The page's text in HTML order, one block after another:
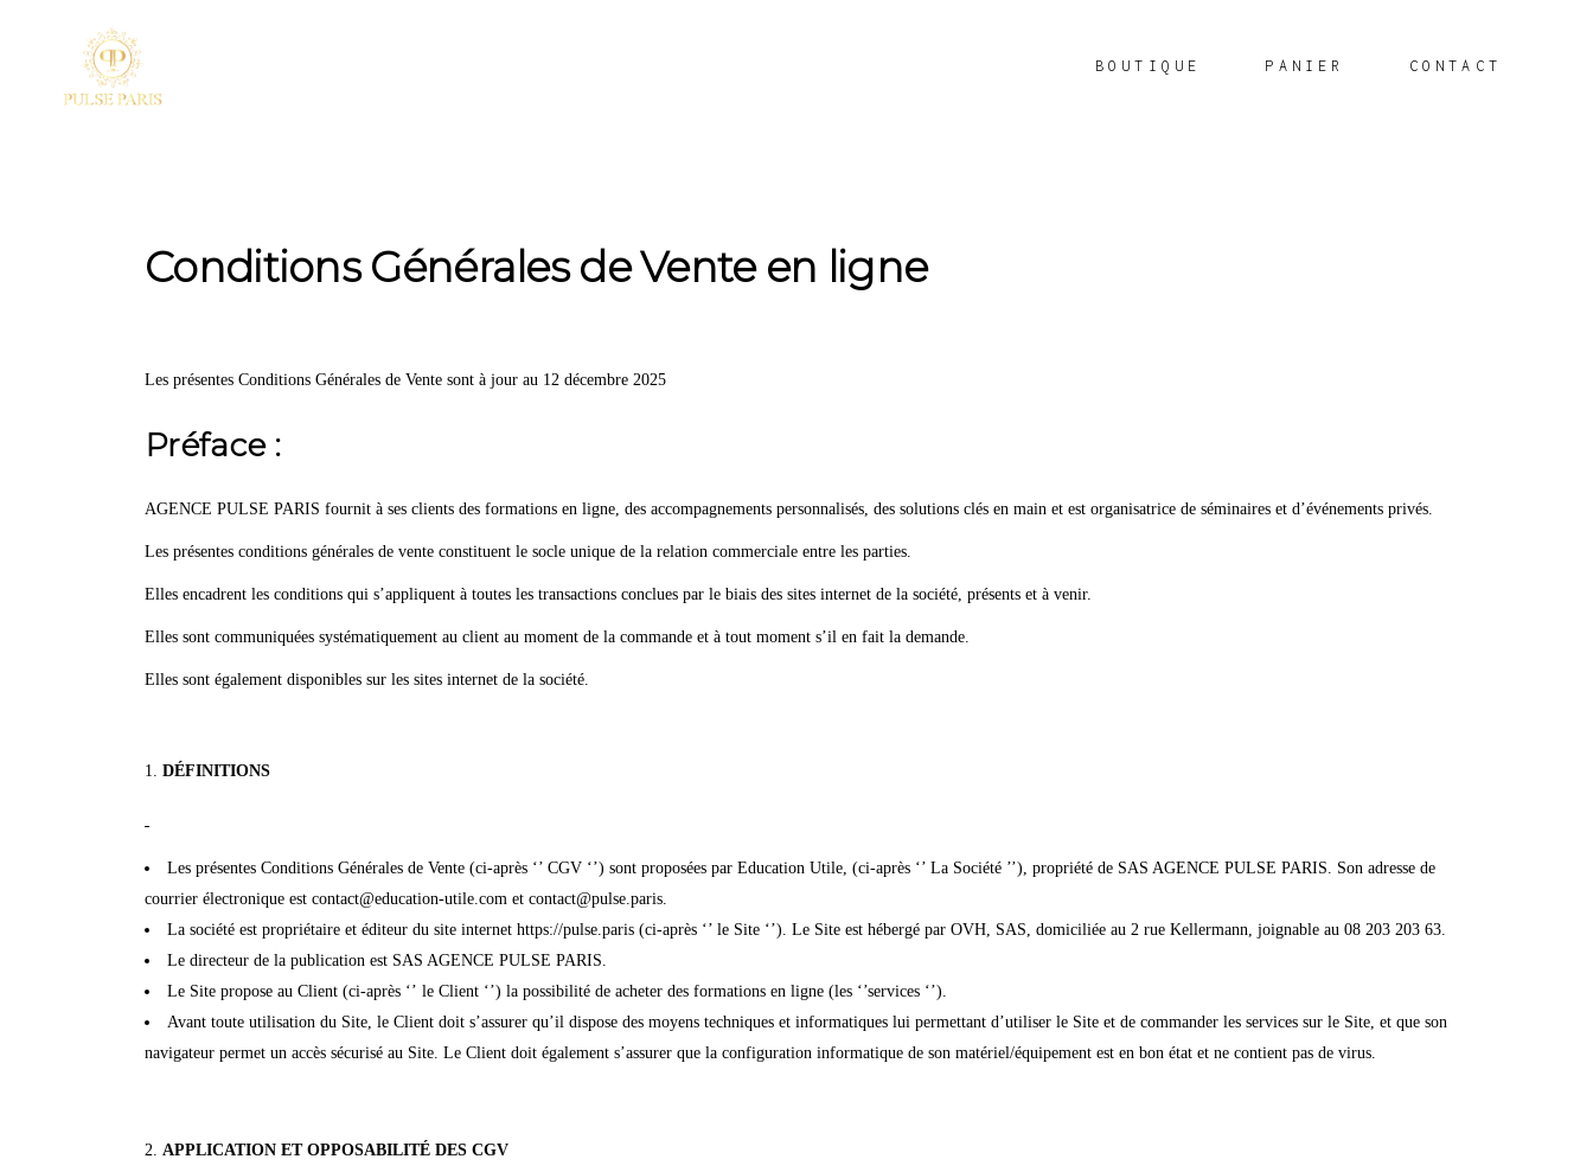
BOUTIQUE PANIER CONTACT
Conditions Générales de Vente en ligne
Les présentes Conditions Générales de Vente sont à jour au 12 décembre 2025
Préface :
AGENCE PULSE PARIS fournit à ses clients des formations en ligne, des accompagnements personnalisés, des solutions clés en main et est organisatrice de séminaires et d’événements privés.
Les présentes conditions générales de vente constituent le socle unique de la relation commerciale entre les parties.
Elles encadrent les conditions qui s’appliquent à toutes les transactions conclues par le biais des sites internet de la société, présents et à venir.
Elles sont communiquées systématiquement au client au moment de la commande et à tout moment s’il en fait la demande.
Elles sont également disponibles sur les sites internet de la société.
DÉFINITIONS
Les présentes Conditions Générales de Vente (ci-après ‘’ CGV ‘’) sont proposées par Education Utile, (ci-après ‘’ La Société ’’), propriété de SAS AGENCE PULSE PARIS. Son adresse de
courrier électronique est contact@education-utile.com et contact@pulse.paris.
La société est propriétaire et éditeur du site internet https://pulse.paris (ci-après ‘’ le Site ‘’). Le Site est hébergé par OVH, SAS, domiciliée au 2 rue Kellermann, joignable au 08 203 203 63.
Le directeur de la publication est SAS AGENCE PULSE PARIS.
Le Site propose au Client (ci-après ‘’ le Client ‘’) la possibilité de acheter des formations en ligne (les ‘’services ‘’).
Avant toute utilisation du Site, le Client doit s’assurer qu’il dispose des moyens techniques et informatiques lui permettant d’utiliser le Site et de commander les services sur le Site, et que son
navigateur permet un accès sécurisé au Site. Le Client doit également s’assurer que la configuration informatique de son matériel/équipement est en bon état et ne contient pas de virus.
APPLICATION ET OPPOSABILITÉ DES CGV